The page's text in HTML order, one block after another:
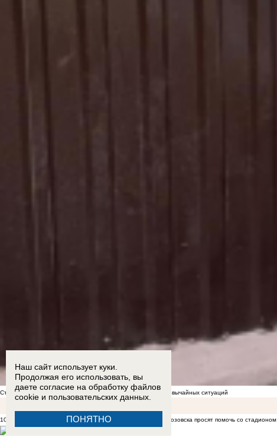
Стал известен список укрытий в Морозовске на случай чрезвычайных ситуаций
10:08 Сами косят поле, но играть опасно: подростки из Морозовска просят помочь со стадионом
Наш сайт использует куки.
Продолжая его использовать, вы
даете согласие на обработку файлов
cookie и пользовательских данных.
ПОНЯТНО